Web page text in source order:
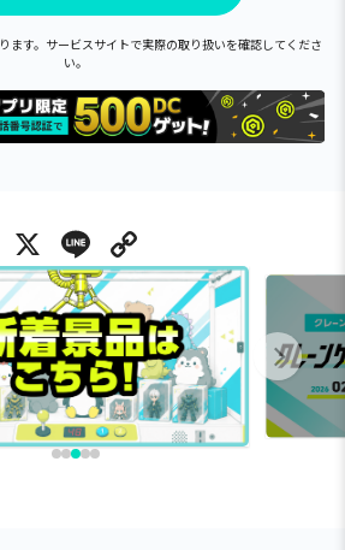
ます。サービスサイトで実際の取り扱いを確認してくださ
い。
X Line